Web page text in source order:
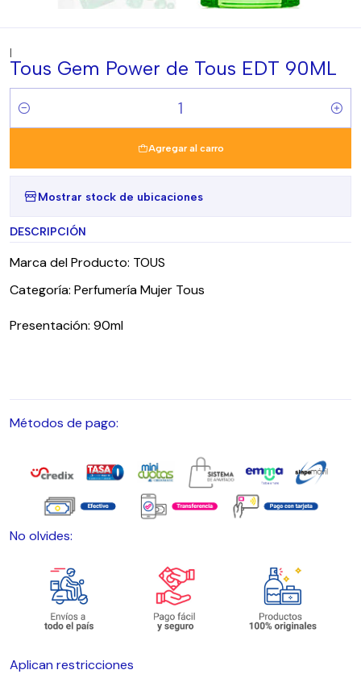
|
Tous Gem Power de Tous EDT 90ML
Cantidad
Agregar al carro
Mostrar stock de ubicaciones
DESCRIPCIÓN
Marca del Producto: TOUS
Categoría: Perfumería Mujer Tous
Presentación: 90ml
Métodos de pago:
No olvides:
Aplican restricciones